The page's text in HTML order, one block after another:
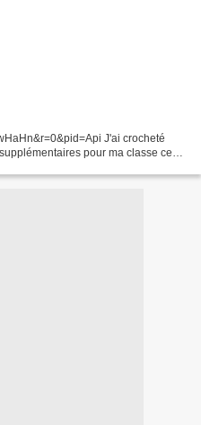
J'ai crocheté
pour ma classe ce